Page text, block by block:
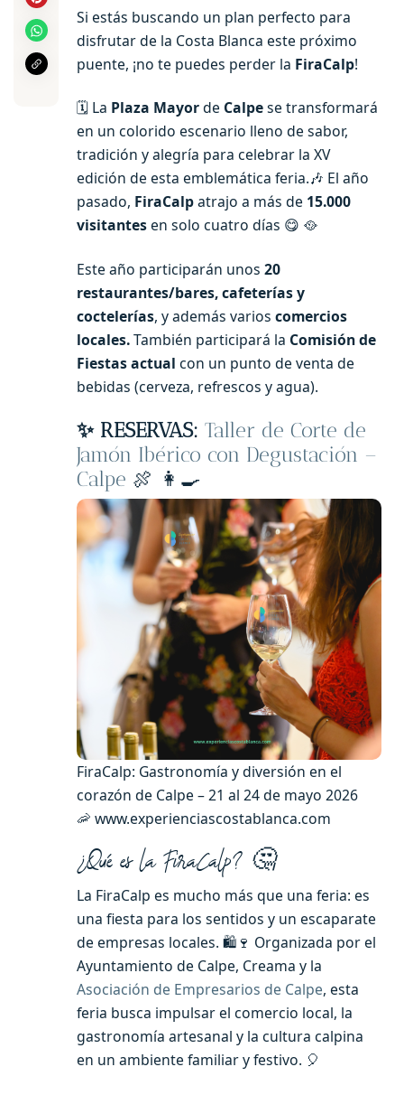
Si estás buscando un plan perfecto para
disfrutar de la Costa Blanca este próximo
puente, ¡no te puedes perder la FiraCalp!
🗓️ La Plaza Mayorde Calpese transformará
en un colorido escenario lleno de sabor,
tradición y alegría para celebrar la XV
edición de esta emblemática feria.🎶 El año
pasado, FiraCalpatrajo a más de 15.000
visitantesen solo cuatro días 😋 🥘
Este año participarán unos 20
restaurantes/bares, cafeterías y
coctelerías, y además varios comercios
locales.También participará la Comisión de
Fiestas actual con un punto de venta de
bebidas (cerveza, refrescos y agua).
✨ RESERVAS: Taller de Corte de
Jamón Ibérico con Degustación –
Calpe 🍖 👩‍🍳
FiraCalp: Gastronomía y diversión en el
corazón de Calpe – 21 al 24 de mayo 2026
🦐 www.experienciascostablanca.com
¿Qué es la FiraCalp? 🤔
La FiraCalp es mucho más que una feria: es
una fiesta para los sentidos y un escaparate
de empresas locales. 🛍️🍷 Organizada por el
Ayuntamiento de Calpe, Creama y la
Asociación de Empresarios de Calpe, esta
feria busca impulsar el comercio local, la
gastronomía artesanal y la cultura calpina
en un ambiente familiar y festivo. 🎈